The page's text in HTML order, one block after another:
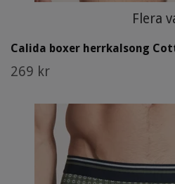
Flera
Calida boxer herrkalsong
269 kr